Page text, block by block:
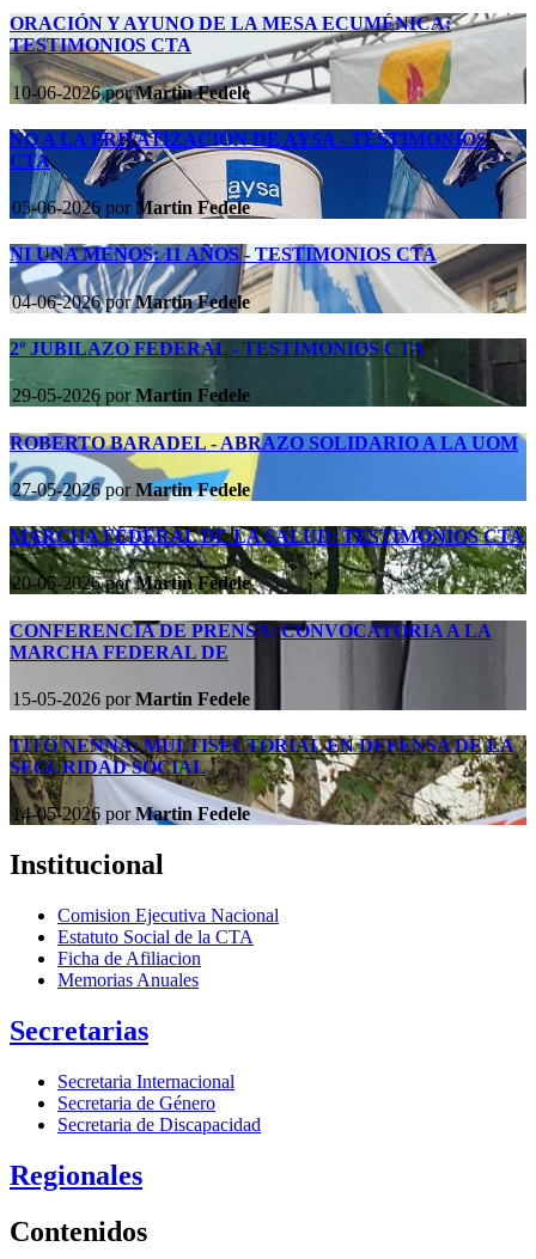
ORACIÓN Y AYUNO DE LA MESA ECUMÉNICA:
TESTIMONIOS CTA
10-06-2026porMartin Fedele
NO A LA PRIVATIZACIÓN DE AYSA - TESTIMONIOS
CTA
05-06-2026porMartin Fedele
NI UNA MENOS: 11 AÑOS - TESTIMONIOS CTA
04-06-2026porMartin Fedele
2º JUBILAZO FEDERAL - TESTIMONIOS CTA
29-05-2026porMartin Fedele
ROBERTO BARADEL - ABRAZO SOLIDARIO A LA UOM
27-05-2026porMartin Fedele
MARCHA FEDERAL DE LA SALUD: TESTIMONIOS CTA
20-05-2026porMartin Fedele
CONFERENCIA DE PRENSA: CONVOCATORIA A LA
MARCHA FEDERAL DE
15-05-2026porMartin Fedele
TITO NENNA: MULTISECTORIAL EN DEFENSA DE LA
SEGURIDAD SOCIAL
14-05-2026porMartin Fedele
Institucional
Comision Ejecutiva Nacional
Estatuto Social de la CTA
Ficha de Afiliacion
Memorias Anuales
Secretarias
Secretaria Internacional
Secretaria de Género
Secretaria de Discapacidad
Regionales
Contenidos